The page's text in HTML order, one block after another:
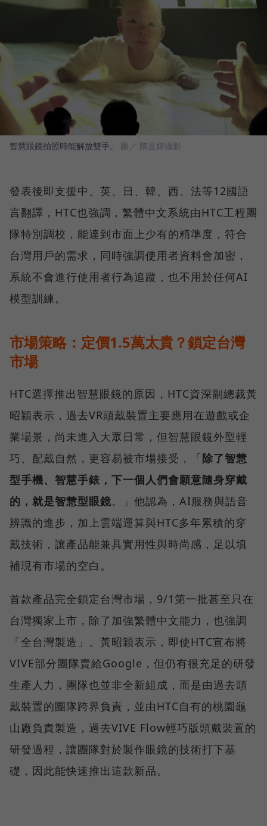
智慧眼鏡拍照時能解放雙手。 圖／ 隋昱嬋攝影
發表後即支援中、英、日、韓、西、法等12國語
言翻譯，HTC也強調，繁體中文系統由HTC工程團
隊特別調校，能達到市面上少有的精準度，符合
台灣用戶的需求，同時強調使用者資料會加密，
系統不會進行使用者行為追蹤，也不用於任何AI
模型訓練。
市場策略：定價1.5萬太貴？鎖定台灣
市場
HTC選擇推出智慧眼鏡的原因，HTC資深副總裁黃
昭穎表示，過去VR頭戴裝置主要應用在遊戲或企
業場景，尚未進入大眾日常，但智慧眼鏡外型輕
巧、配戴自然，更容易被市場接受，「除了智慧
型手機、智慧手錶，下一個人們會願意隨身穿戴
的，就是智慧型眼鏡。」他認為，AI服務與語音
辨識的進步，加上雲端運算與HTC多年累積的穿
戴技術，讓產品能兼具實用性與時尚感，足以填
補現有市場的空白。
首款產品完全鎖定台灣市場，9/1第一批甚至只在
台灣獨家上市，除了加強繁體中文能力，也強調
「全台灣製造」。黃昭穎表示，即使HTC宣布將
VIVE部分團隊賣給Google，但仍有很充足的研發
生產人力，團隊也並非全新組成，而是由過去頭
戴裝置的團隊跨界負責，並由HTC自有的桃園龜
山廠負責製造，過去VIVE Flow輕巧版頭戴裝置的
研發過程，讓團隊對於製作眼鏡的技術打下基
礎，因此能快速推出這款新品。